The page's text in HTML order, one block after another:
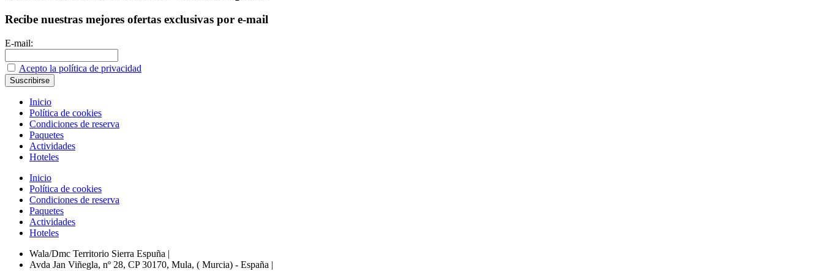
Recibe nuestras mejores ofertas exclusivas por e-mail
E-mail:
Acepto la política de privacidad
Inicio
Política de cookies
Condiciones de reserva
Paquetes
Actividades
Hoteles
Inicio
Política de cookies
Condiciones de reserva
Paquetes
Actividades
Hoteles
Wala/Dmc Territorio Sierra Espuña |
Avda Jan Viñegla, nº 28, CP 30170, Mula, ( Murcia) - España |